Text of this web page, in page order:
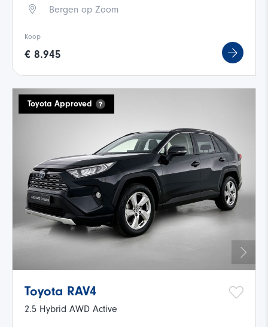
Bergen op Zoom
Koop
€ 8.945
Toyota Approved
Toyota RAV4
2.5 Hybrid AWD Active